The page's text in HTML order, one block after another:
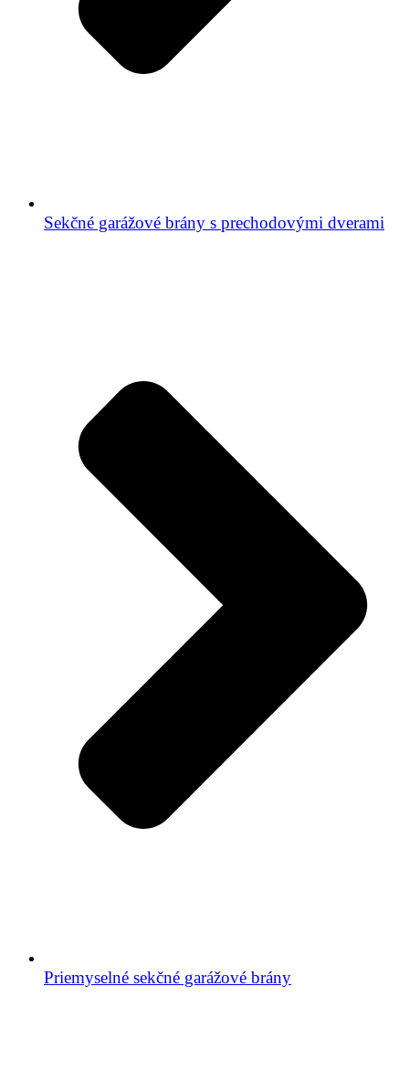
Sekčné garážové brány s prechodovými dverami
Priemyselné sekčné garážové brány